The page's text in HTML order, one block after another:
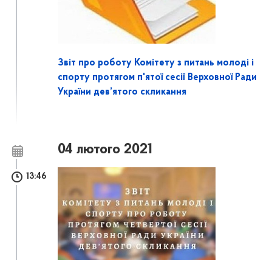
Звіт про роботу Комітету з питань молоді і
спорту протягом п'ятої сесії Верховної Ради
України дев’ятого скликання
04 лютого 2021
13:46